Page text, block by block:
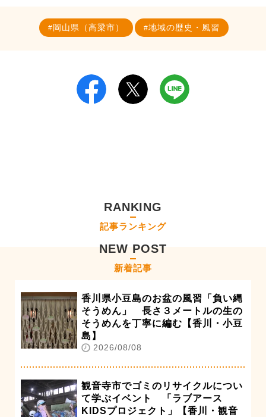
岡山県（高梁市） 地域の歴史・風習
RANKING
記事ランキング
NEW POST
新着記事
香川県小豆島のお盆の風習「負い縄
そうめん」 長さ３メートルの生の
そうめんを丁寧に編む【香川・小豆
島】
2026/08/08
観音寺市でゴミのリサイクルについ
て学ぶイベント 「ラブアース
KIDSプロジェクト」【香川・観音